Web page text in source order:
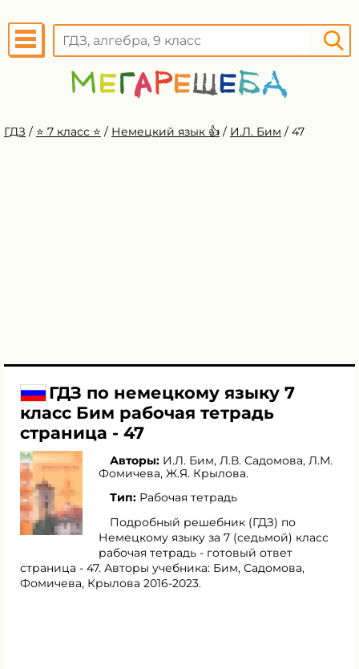
ГДЗ / ⭐️ 7 класс ⭐️ / Немецкий язык 👍 / И.Л. Бим / 47
ГДЗ по немецкому языку 7
класс Бим рабочая тетрадь
страница - 47
Авторы: И.Л. Бим, Л.В. Садомова, Л.М.
Фомичева, Ж.Я. Крылова.
Тип: Рабочая тетрадь
Подробный решебник (ГДЗ) по
Немецкому языку за 7 (седьмой) класс
рабочая тетрадь - готовый ответ
страница - 47. Авторы учебника: Бим, Садомова,
Фомичева, Крылова 2016-2023.